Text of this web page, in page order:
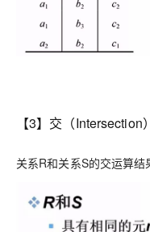
【3】交（Intersection）
关系R和关系S的交运算结